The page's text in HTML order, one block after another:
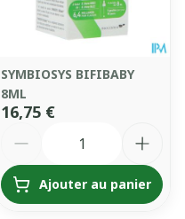
SYMBIOSYS BIFIBABY
8ML
16,75 €
Ajouter au panier